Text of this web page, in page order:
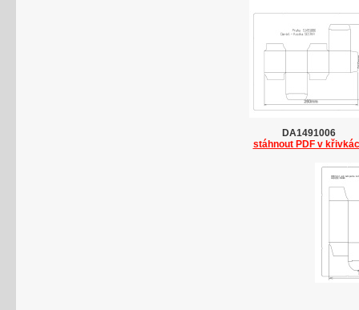
DA1491006
stáhnout PDF v